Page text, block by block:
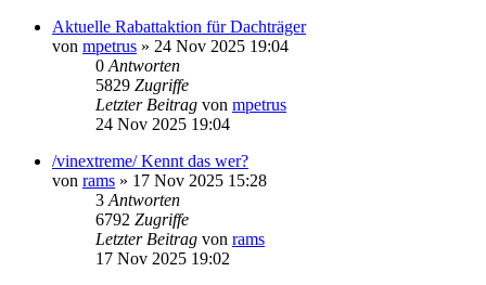
Aktuelle Rabattaktion für Dachträger
von mpetrus » 24 Nov 2025 19:04
0 Antworten
5829 Zugriffe
Letzter Beitrag von mpetrus
24 Nov 2025 19:04
/vinextreme/ Kennt das wer?
von rams » 17 Nov 2025 15:28
3 Antworten
6792 Zugriffe
Letzter Beitrag von rams
17 Nov 2025 19:02